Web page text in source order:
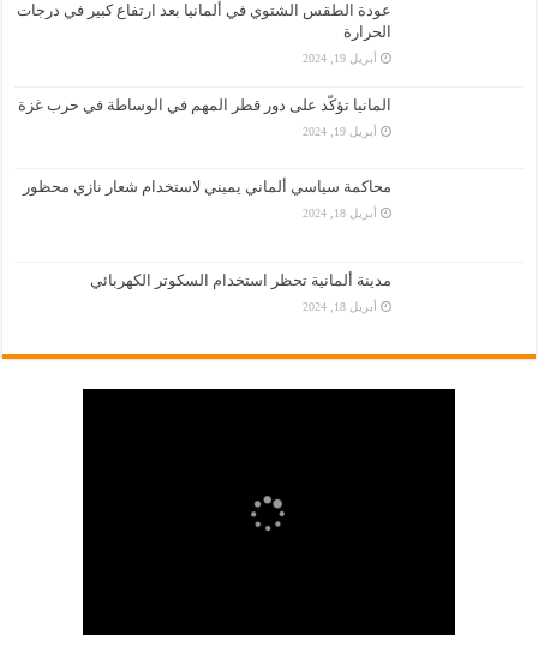
عودة الطقس الشتوي في ألمانيا بعد ارتفاع كبير في درجات
الحرارة
أبريل 19, 2024
المانيا تؤكّد على دور قطر المهم في الوساطة في حرب غزة
أبريل 19, 2024
محاكمة سياسي ألماني يميني لاستخدام شعار نازي محظور
أبريل 18, 2024
مدينة ألمانية تحظر استخدام السكوتر الكهربائي
أبريل 18, 2024